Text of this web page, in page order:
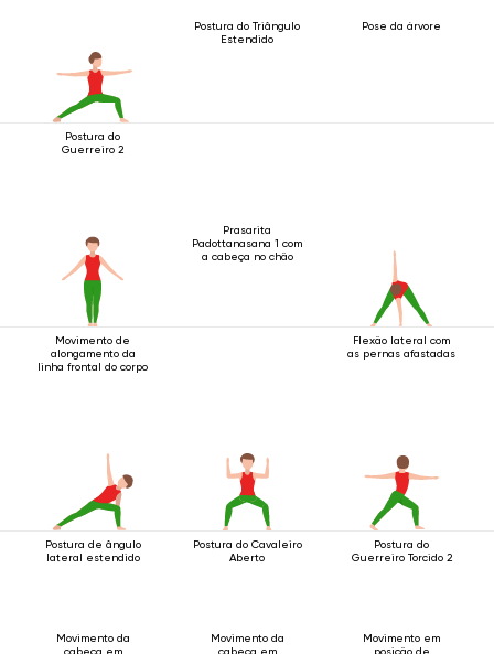
Postura do
Guerreiro 2
Postura do Triângulo
Estendido
Pose da árvore
Movimento de
alongamento da
linha frontal do corpo
Prasarita
Padottanasana 1 com
a cabeça no chão
Flexão lateral com
as pernas afastadas
Postura de ângulo
lateral estendido
Postura do Cavaleiro
Aberto
Postura do
Guerreiro Torcido 2
Movimento da
cabeça em
Movimento da
cabeça em
Movimento em
posição de